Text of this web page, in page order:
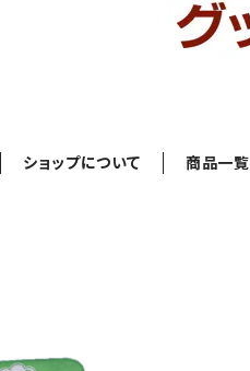
ショップについて 商品一覧